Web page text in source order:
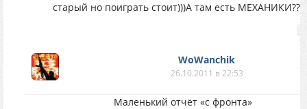
старый но поиграть стоит)))А там есть
WoWanchik
26.10.2011 в 22:53
Маленький отчёт «с фронта»